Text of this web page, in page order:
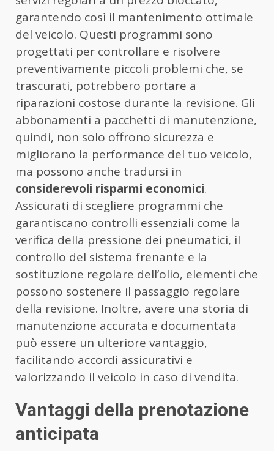
garantendo così il mantenimento ottimale
del veicolo. Questi programmi sono
progettati per controllare e risolvere
preventivamente piccoli problemi che, se
trascurati, potrebbero portare a
riparazioni costose durante la revisione. Gli
abbonamenti a pacchetti di manutenzione,
quindi, non solo offrono sicurezza e
migliorano la performance del tuo veicolo,
ma possono anche tradursi in
considerevoli risparmi economici.
Assicurati di scegliere programmi che
garantiscano controlli essenziali come la
verifica della pressione dei pneumatici, il
controllo del sistema frenante e la
sostituzione regolare dell’olio, elementi che
possono sostenere il passaggio regolare
della revisione. Inoltre, avere una storia di
manutenzione accurata e documentata
può essere un ulteriore vantaggio,
facilitando accordi assicurativi e
valorizzando il veicolo in caso di vendita.
Vantaggi della prenotazione
anticipata